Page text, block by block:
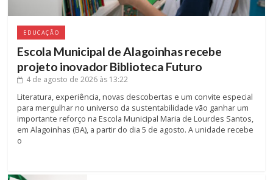
EDUCAÇÃO
Escola Municipal de Alagoinhas recebe
projeto inovador Biblioteca Futuro
4 de agosto de 2026 às 13:22
Literatura, experiência, novas descobertas e um convite especial
para mergulhar no universo da sustentabilidade vão ganhar um
importante reforço na Escola Municipal Maria de Lourdes Santos,
em Alagoinhas (BA), a partir do dia 5 de agosto. A unidade recebe
o